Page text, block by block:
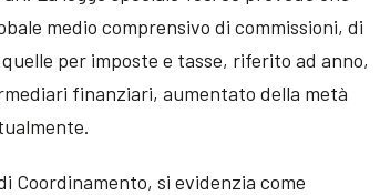
medio comprensivo di commissioni, di
per imposte e tasse, riferito ad anno,
finanziari, aumentato della metà
Coordinamento, si evidenzia come